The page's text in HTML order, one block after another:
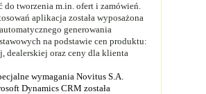
do tworzenia m.in. ofert i zamówień.
aplikacja została wyposażona
generowania
na podstawie cen produktu:
dealerskiej oraz ceny dla klienta
wymagania Novitus S.A.
Dynamics CRM została